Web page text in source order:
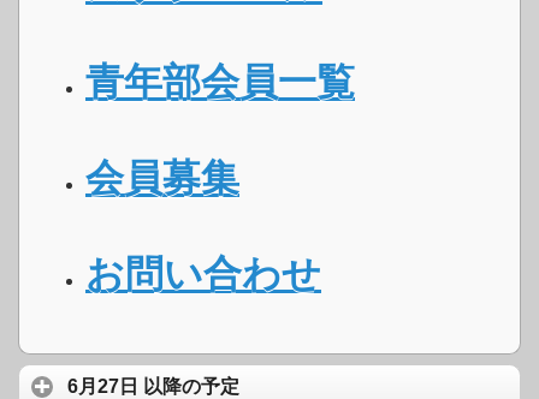
青年部会員一覧
会員募集
お問い合わせ
6月27日 以降の予定